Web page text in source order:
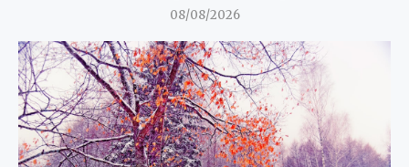
08/08/2026